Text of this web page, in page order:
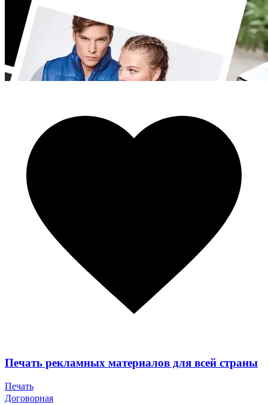
Печать рекламных материалов для всей страны
Печать
Договорная